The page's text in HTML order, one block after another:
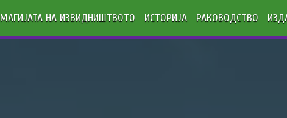
МАГИЈАТА НА ИЗВИДНИШТВОТО ИСТОРИЈА РАКОВОДСТВО